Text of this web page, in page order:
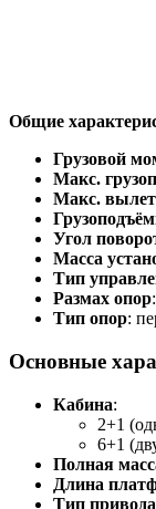
Общие
Грузовой
Макс.
Макс.
Угол
Масса
Тип
Размах опор
Тип опор:
Основные
Кабина:
2+1
6+1
Полная
Длина
Тип привода